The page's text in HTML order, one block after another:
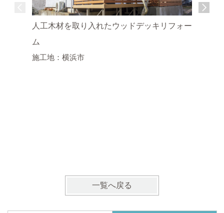
人工木材を取り入れたウッドデッキリフォー
ム
施工地：横浜市
一覧へ戻る